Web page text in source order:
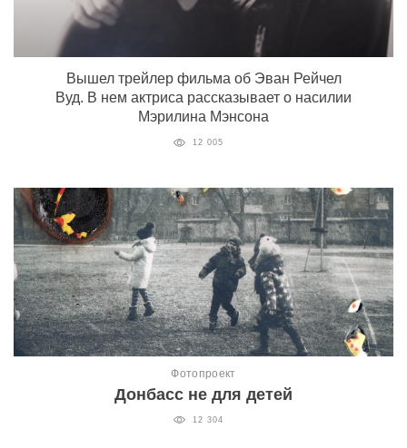
Вышел трейлер фильма об Эван Рейчел
Вуд. В нем актриса рассказывает о насилии
Мэрилина Мэнсона
12 005
Фотопроект
Донбасс не для детей
12 304